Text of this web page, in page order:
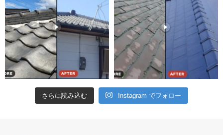
さらに読み込む Instagram でフォロー